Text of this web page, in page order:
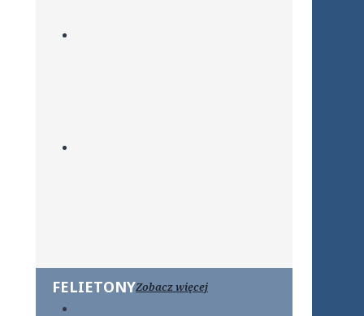
FELIETONYZobacz więcej